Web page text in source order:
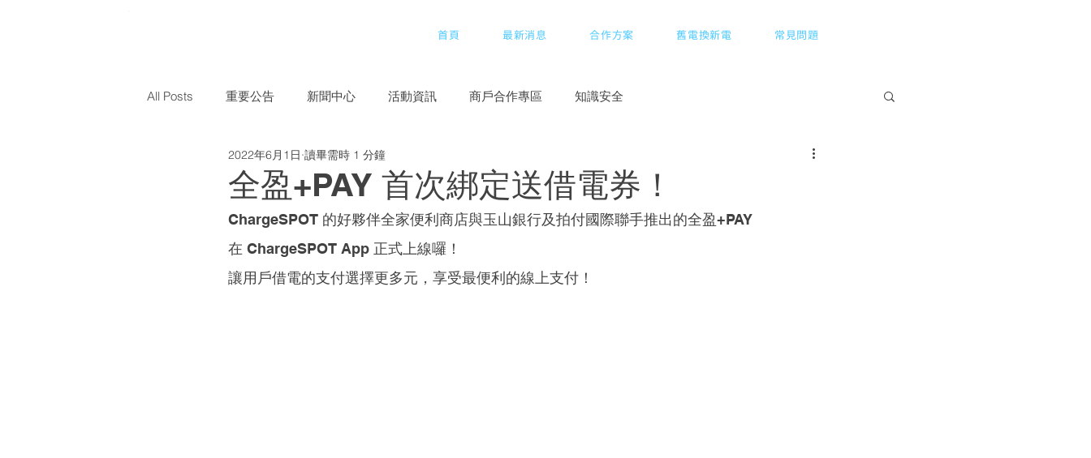
首頁 最新消息 合作方案 舊電換新電 常見問題
All Posts 重要公告 新聞中心 活動資訊 商戶合作專區 知識安全
全盈+PAY 首次綁定送借電券！
2022年6月1日 讀畢需時 1 分鐘
ChargeSPOT 的好夥伴全家便利商店與玉山銀行及拍付國際聯手推出的全盈+PAY
在 ChargeSPOT App 正式上線囉！
讓用戶借電的支付選擇更多元，享受最便利的線上支付！